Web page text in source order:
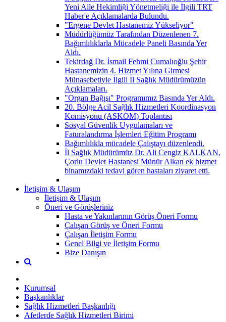
Yeni Aile Hekimliği Yönetmeliği ile İlgili TRT
Haber'e Açıklamalarda Bulundu.
"Ergene Devlet Hastanemiz Yükseliyor"
Müdürlüğümüz Tarafından Düzenlenen 7.
Bağımlılıklarla Mücadele Paneli Basında Yer
Aldı.
Tekirdağ Dr. İsmail Fehmi Cumalıoğlu Şehir
Hastanemizin 4. Hizmet Yılına Girmesi
Münasebetiyle İlgili İl Sağlık Müdürümüzün
Açıklamaları.
"Organ Bağışı" Programımız Basında Yer Aldı.
20. Bölge Acil Sağlık Hizmetleri Koordinasyon
Komisyonu (ASKOM) Toplantısı
Sosyal Güvenlik Uygulamaları ve
Faturalandırma İşlemleri Eğitim Programı
Bağımlılıkla mücadele Çalıştayı düzenlendi.
İl Sağlık Müdürümüz Dr. Ali Cengiz KALKAN,
Çorlu Devlet Hastanesi Münür Alkan ek hizmet
binamızdaki tedavi gören hastaları ziyaret etti.
İletişim & Ulaşım
İletişim & Ulaşım
Öneri ve Görüşleriniz
Hasta ve Yakınlarının Görüş Öneri Formu
Çalışan Görüş ve Öneri Formu
Çalışan İletişim Formu
Genel Bilgi ve İletişim Formu
Bize Danışın
Kurumsal
Başkanlıklar
Sağlık Hizmetleri Başkanlığı
Afetlerde Sağlık Hizmetleri Birimi